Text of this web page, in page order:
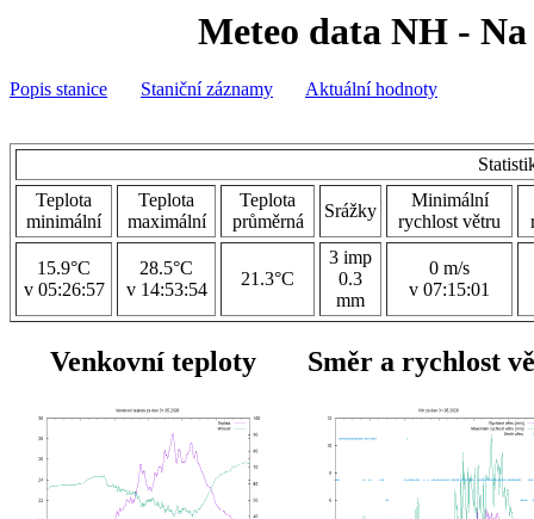
Meteo data NH - Na
Popis stanice Staniční záznamy Aktuální hodnoty
Teplota
minimální
Teplota
maximální
Teplota
průměrná
Srážky
Minimální
rychlost větru
15.9°C
v 05:26:57
28.5°C
v 14:53:54
21.3°C
3 imp
0.3
mm
0 m/s
v 07:15:01
Venkovní teploty Směr a rychlost